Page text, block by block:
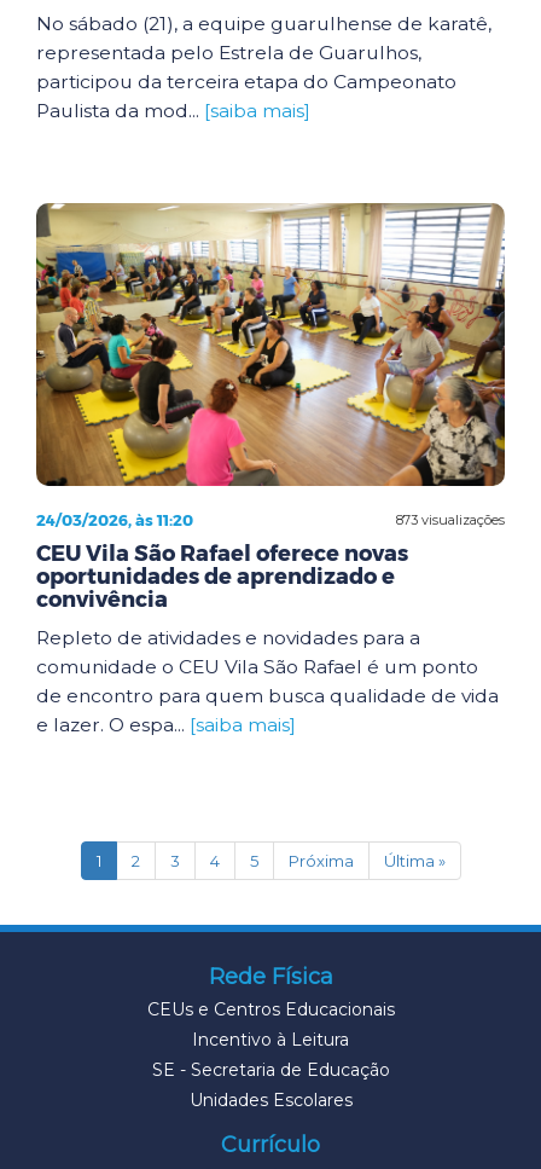
No sábado (21), a equipe guarulhense de karatê,
representada pelo Estrela de Guarulhos,
participou da terceira etapa do Campeonato
Paulista da mod... [saiba mais]
873 visualizações
24/03/2026, às 11:20
CEU Vila São Rafael oferece novas
oportunidades de aprendizado e
convivência
Repleto de atividades e novidades para a
comunidade o CEU Vila São Rafael é um ponto
de encontro para quem busca qualidade de vida
e lazer. O espa... [saiba mais]
1(current)
2 3 4 5 Próxima Última »
Rede Física
CEUs e Centros Educacionais
Incentivo à Leitura
SE - Secretaria de Educação
Unidades Escolares
Currículo